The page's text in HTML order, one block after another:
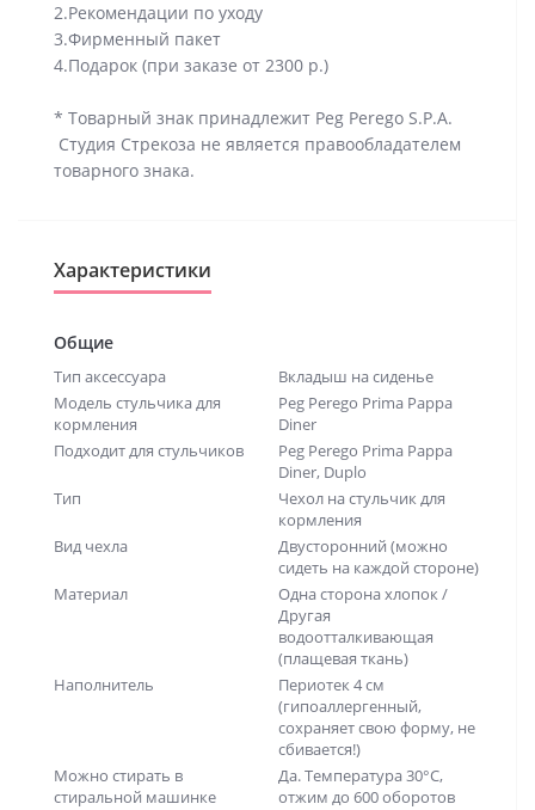
2.Рекомендации по уходу
3.Фирменный пакет
4.Подарок (при заказе от 2300 р.)
* Товарный знак принадлежит Peg Perego S.P.A.
Студия Стрекоза не является правообладателем
товарного знака.
Характеристики
Общие
Тип аксессуара
Вкладыш на сиденье
Модель стульчика для
кормления
Peg Perego Prima Pappa
Diner
Подходит для стульчиков
Peg Perego Prima Pappa
Diner, Duplo
Тип
Чехол на стульчик для
кормления
Вид чехла
Двусторонний (можно
сидеть на каждой стороне)
Материал
Одна сторона хлопок /
Другая
водоотталкивающая
(плащевая ткань)
Наполнитель
Периотек 4 см
(гипоаллергенный,
сохраняет свою форму, не
сбивается!)
Можно стирать в
стиральной машинке
Да. Температура 30°С,
отжим до 600 оборотов